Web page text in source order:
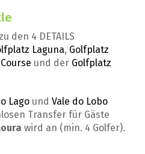
den 4 DETAILS
Laguna, Golfplatz
und der Golfplatz
Lago und Vale do Lobo
Transfer für Gäste
wird an (min. 4 Golfer).